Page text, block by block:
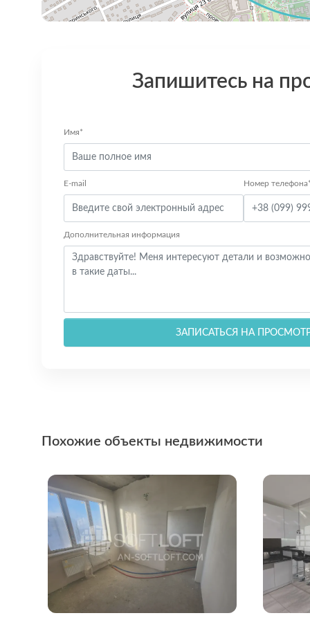
Запишитесь на
Имя*
E-mail Номер
Дополнительная информация
ЗАПИСАТЬСЯ НА
Похожие объекты недвижимости